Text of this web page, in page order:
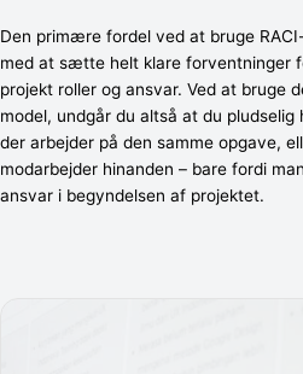
Den primære fordel ved at bruge
med at sætte helt klare forventninger
projekt roller og ansvar. Ved at bruge
model, undgår du altså at du
der arbejder på den samme opgave,
modarbejder hinanden – bare fordi
ansvar i begyndelsen af projektet.